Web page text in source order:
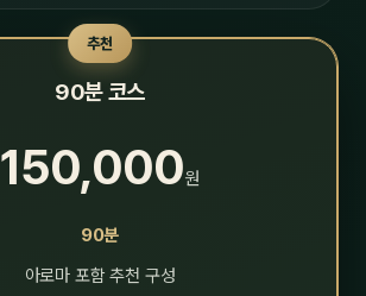
추천
90분 코스
150,000원
90분
아로마 포함 추천 구성